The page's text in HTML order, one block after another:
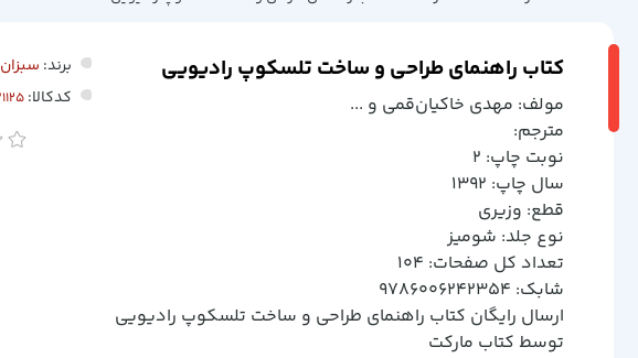
کتاب راهنمای طراحی و ساخت تلسکوپ رادیویی
مولف: مهدي خاكيان‌قمي و ...
مترجم:
نوبت چاپ: 2
سال چاپ: 1392
قطع: وزيري
نوع جلد: شوميز
تعداد کل صفحات: 104
شابک: 9786006242354
ارسال رایگان کتاب راهنماي طراحي و ساخت تلسكوپ راديويي
توسط کتاب مارکت
برند: سبزان
کدکالا: